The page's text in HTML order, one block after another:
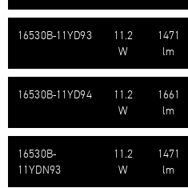
16530B-​11YD93
11.2
W
1471
lm
16530B-​11YD94
11.2
W
1661
lm
16530B-​
11YDN93
11.2
W
1471
lm